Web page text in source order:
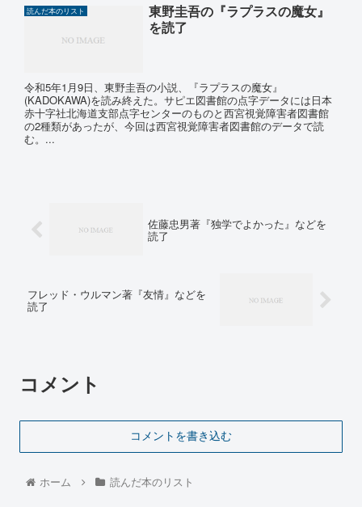
読んだ本のリスト
東野圭吾の『ラプラスの魔女』
を読了
令和5年1月9日、東野圭吾の小説、『ラプラスの魔女』
(KADOKAWA)を読み終えた。サピエ図書館の点字データには日本
赤十字社北海道支部点字センターのものと西宮視覚障害者図書館
の2種類があったが、今回は西宮視覚障害者図書館のデータで読
む。...
佐藤忠男著『独学でよかった』などを
読了
フレッド・ウルマン著『友情』などを
読了
コメント
コメントを書き込む
ホーム 読んだ本のリスト